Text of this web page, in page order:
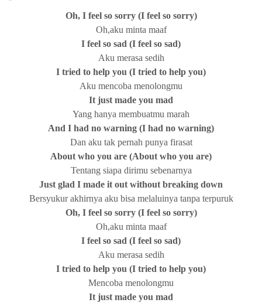
Oh, I feel so sorry (I feel so sorry)
Oh,aku minta maaf
I feel so sad (I feel so sad)
Aku merasa sedih
I tried to help you (I tried to help you)
Aku mencoba menolongmu
It just made you mad
Yang hanya membuatmu marah
And I had no warning (I had no warning)
Dan aku tak pernah punya firasat
About who you are (About who you are)
Tentang siapa dirimu sebenarnya
Just glad I made it out without breaking down
Bersyukur akhirnya aku bisa melaluinya tanpa terpuruk
Oh, I feel so sorry (I feel so sorry)
Oh,aku minta maaf
I feel so sad (I feel so sad)
Aku merasa sedih
I tried to help you (I tried to help you)
Mencoba menolongmu
It just made you mad